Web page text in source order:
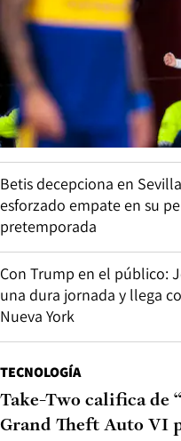
Betis decepciona en
esforzado empate en su
pretemporada
Con Trump en el público:
una dura jornada y llega
Nueva York
TECNOLOGÍA
Take-Two califica de
Grand Theft Auto VI